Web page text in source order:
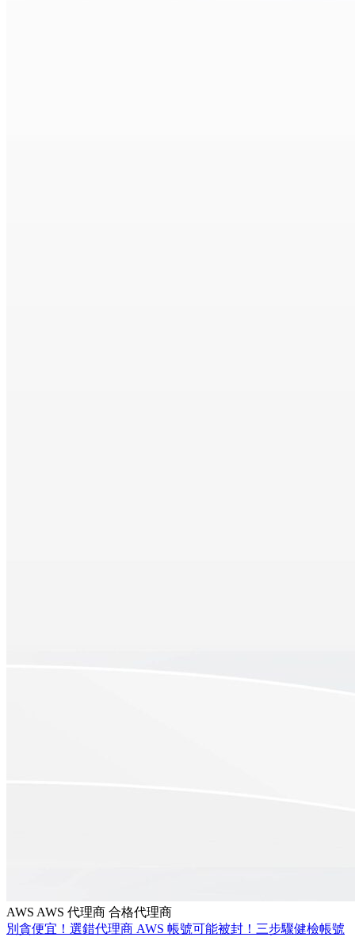
AWS AWS 代理商 合格代理商
別貪便宜！選錯代理商 AWS 帳號可能被封！三步驟健檢帳號